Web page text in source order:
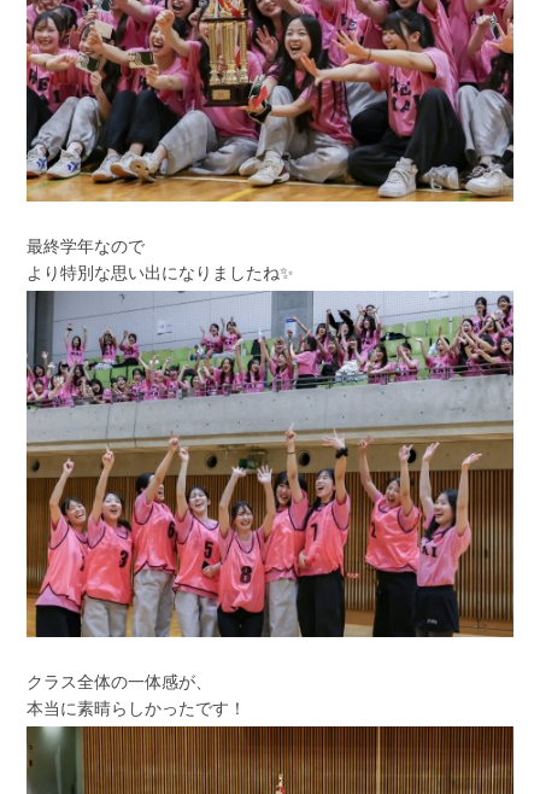
最終学年なので
より特別な思い出になりましたね✨
クラス全体の一体感が、
本当に素晴らしかったです！